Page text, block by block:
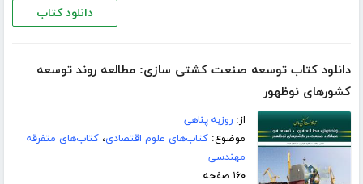
دانلود کتاب
دانلود کتاب توسعه صنعت کشتی سازی: مطالعه روند توسعه
کشورهای نوظهور
از:روزبه پناهی
موضوع:کتاب‌های علوم اقتصادی،کتاب‌های متفرقه
مهندسی
۱۶۰ صفحه